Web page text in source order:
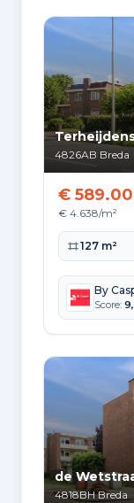
4826AB Breda
€
€ 4.638/m²
127 m²
By
Score:
de
4818BH Breda